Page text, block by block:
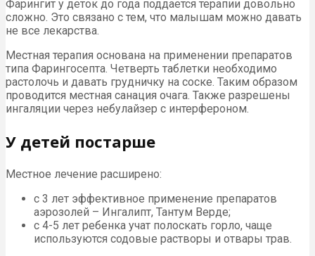
Фарингит у деток до года поддается терапии довольно
сложно. Это связано с тем, что малышам можно давать
не все лекарства.
Местная терапия основана на применении препаратов
типа Фарингосепта. Четверть таблетки необходимо
растолочь и давать грудничку на соске. Таким образом
проводится местная санация очага. Также разрешены
ингаляции через небулайзер с интерфероном.
У детей постарше
Местное лечение расширено:
с 3 лет эффективное применение препаратов
аэрозолей – Ингалипт, Тантум Верде;
с 4-5 лет ребенка учат полоскать горло, чаще
используются содовые растворы и отвары трав.